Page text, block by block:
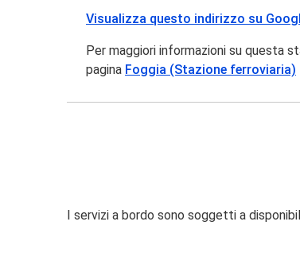
Visualizza questo indirizzo su
Per maggiori informazioni su questa
pagina Foggia (Stazione ferroviaria)
I servizi a bordo sono soggetti a